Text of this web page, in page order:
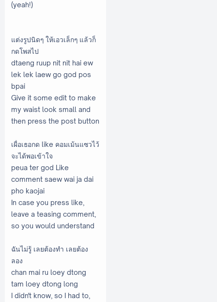
(yeah!)
แต่งรูปนิดๆ ให้เอวเล็กๆ แล้วก็
กดโพสไป
dtaeng ruup nit nit hai ew
lek lek laew go god pos
bpai
Give it some edit to make
my waist look small and
then press the post button
เผื่อเธอกด like คอมเม้นแซวไว้
จะได้พอเข้าใจ
peua ter god Like
comment saew wai ja dai
pho kaojai
In case you press like,
leave a teasing comment,
so you would understand
ฉันไม่รู้ เลยต้องทำ เลยต้อง
ลอง
chan mai ru loey dtong
tam loey dtong long
I didn't know, so I had to,